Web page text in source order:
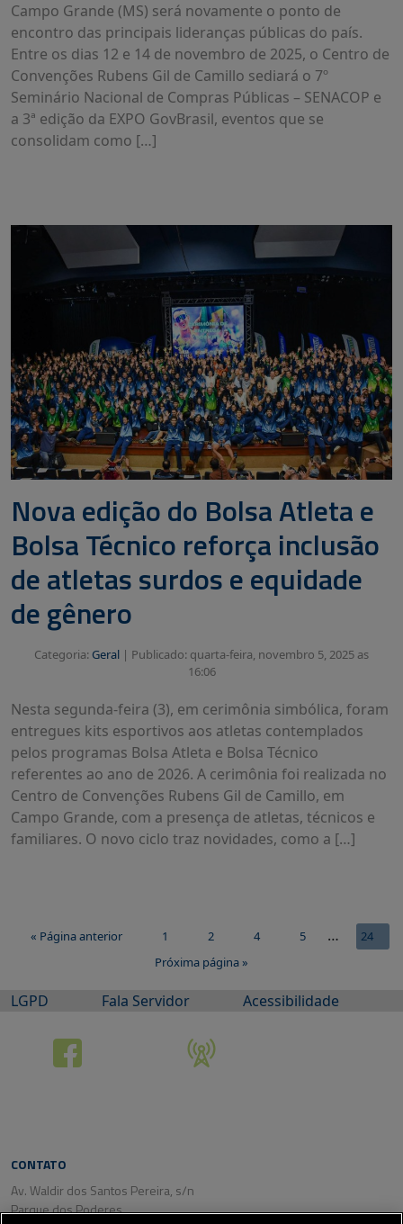
Campo Grande (MS) será novamente o ponto de
encontro das principais lideranças públicas do país.
Entre os dias 12 e 14 de novembro de 2025, o Centro de
Convenções Rubens Gil de Camillo sediará o 7º
Seminário Nacional de Compras Públicas – SENACOP e
a 3ª edição da EXPO GovBrasil, eventos que se
consolidam como […]
Nova edição do Bolsa Atleta e
Bolsa Técnico reforça inclusão
de atletas surdos e equidade
de gênero
Categoria: Geral | Publicado: quarta-feira, novembro 5, 2025 as
16:06
Nesta segunda-feira (3), em cerimônia simbólica, foram
entregues kits esportivos aos atletas contemplados
pelos programas Bolsa Atleta e Bolsa Técnico
referentes ao ano de 2026. A cerimônia foi realizada no
Centro de Convenções Rubens Gil de Camillo, em
Campo Grande, com a presença de atletas, técnicos e
familiares. O novo ciclo traz novidades, como a […]
« Página anterior 1 2 3
4 5 …
24
Próxima página »
LGPD Fala Servidor Acessibilidade
CONTATO
Av. Waldir dos Santos Pereira, s/n
Parque dos Poderes